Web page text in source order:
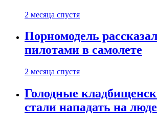
2 месяца спустя
Порномодель
пилотами в самолете
2 месяца спустя
Голодные
стали нападать на